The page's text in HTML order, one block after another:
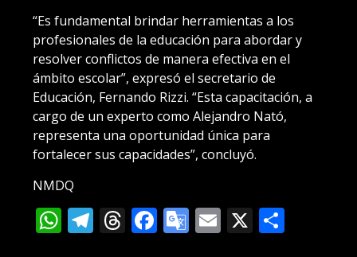
“Es fundamental brindar herramientas a los
profesionales de la educación para abordar y
resolver conflictos de manera efectiva en el
ámbito escolar”, expresó el secretario de
Educación, Fernando Rizzi. “Esta capacitación, a
cargo de un experto como Alejandro Nató,
representa una oportunidad única para
fortalecer sus capacidades”, concluyó.
NMDQ
WhatsApp
Telegram
Threads
Facebook
Google
Email
X